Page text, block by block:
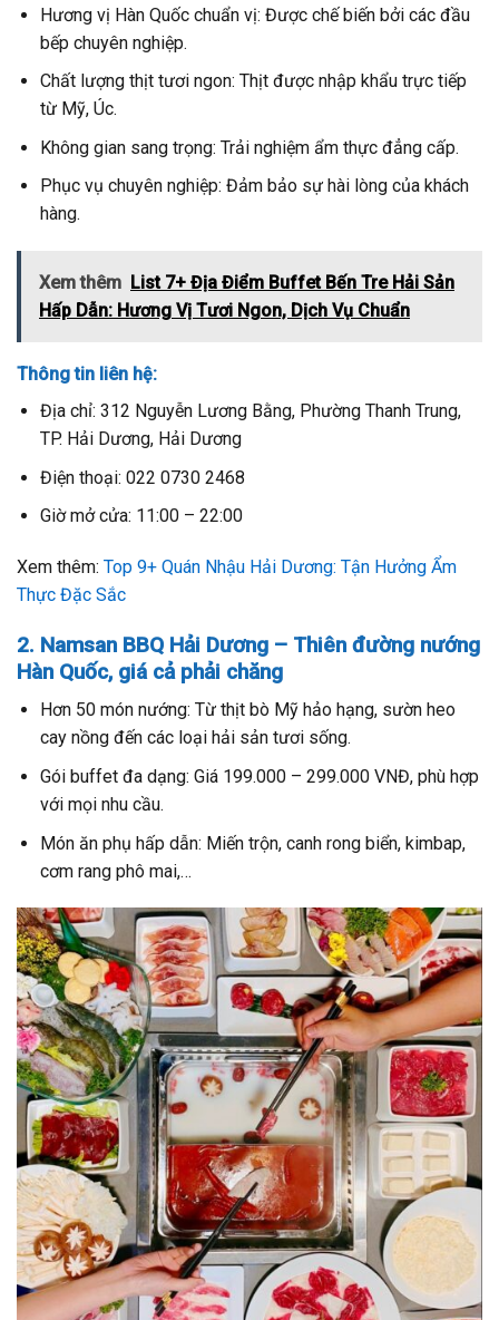
Hương vị Hàn Quốc chuẩn vị: Được chế biến bởi các đầu
bếp chuyên nghiệp.
Chất lượng thịt tươi ngon: Thịt được nhập khẩu trực tiếp
từ Mỹ, Úc.
Không gian sang trọng: Trải nghiệm ẩm thực đẳng cấp.
Phục vụ chuyên nghiệp: Đảm bảo sự hài lòng của khách
hàng.
Xem thêm List 7+ Địa Điểm Buffet Bến Tre Hải Sản
Hấp Dẫn: Hương Vị Tươi Ngon, Dịch Vụ Chuẩn
Thông tin liên hệ:
Địa chỉ: 312 Nguyễn Lương Bằng, Phường Thanh Trung,
TP. Hải Dương, Hải Dương
Điện thoại: 022 0730 2468
Giờ mở cửa: 11:00 – 22:00
Xem thêm: Top 9+ Quán Nhậu Hải Dương: Tận Hưởng Ẩm
Thực Đặc Sắc
2. Namsan BBQ Hải Dương – Thiên đường nướng
Hàn Quốc, giá cả phải chăng
Hơn 50 món nướng: Từ thịt bò Mỹ hảo hạng, sườn heo
cay nồng đến các loại hải sản tươi sống.
Gói buffet đa dạng: Giá 199.000 – 299.000 VNĐ, phù hợp
với mọi nhu cầu.
Món ăn phụ hấp dẫn: Miến trộn, canh rong biển, kimbap,
cơm rang phô mai,…